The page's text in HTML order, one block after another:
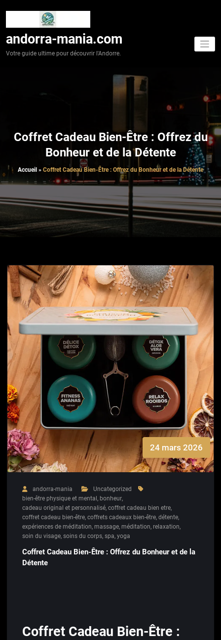
andorra-mania.com
Votre guide ultime pour découvrir l'Andorre.
Coffret Cadeau Bien-Être : Offrez du
Bonheur et de la Détente
Accueil » Coffret Cadeau Bien-Être : Offrez du Bonheur et de la Détente
24 mars 2026
andorra-mania
Uncategorized
bien-être physique et mental , bonheur,
cadeau original et personnalisé, coffret cadeau bien etre,
coffret cadeau bien-être, coffrets cadeaux bien-être, détente,
expériences de méditation, massage, méditation, relaxation,
soin du visage, soins du corps, spa, yoga
Coffret Cadeau Bien-Être : Offrez du Bonheur et de la
Détente
Coffret Cadeau Bien-Être :